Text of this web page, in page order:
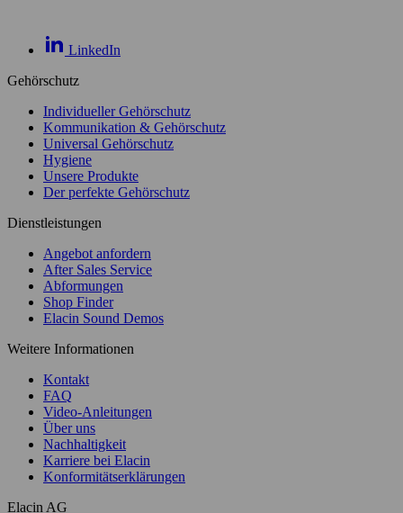
LinkedIn
Gehörschutz
Individueller Gehörschutz
Kommunikation & Gehörschutz
Universal Gehörschutz
Hygiene
Unsere Produkte
Der perfekte Gehörschutz
Dienstleistungen
Angebot anfordern
After Sales Service
Abformungen
Shop Finder
Elacin Sound Demos
Weitere Informationen
Kontakt
FAQ
Video-Anleitungen
Über uns
Nachhaltigkeit
Karriere bei Elacin
Konformitätserklärungen
Elacin AG